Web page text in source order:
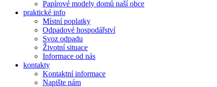
Papírové modely domů naší obce
praktické info
Místní poplatky
Odpadové hospodářství
Svoz odpadu
Životní situace
Informace od nás
kontakty
Kontaktní informace
Napište nám